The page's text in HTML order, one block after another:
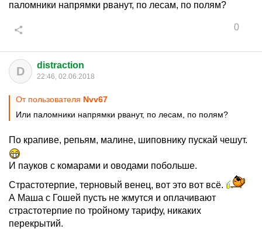
паломники напрямки рванут, по лесам, по полям?
0
D distraction
22:46, 02.06.2018
От пользователя Nvv67
Или паломники напрямки рванут, по лесам, по полям?
По крапиве, репьям, малине, шиповнику пускай чешут.
И пауков с комарами и оводами побольше.
Страстотерпие, терновый венец, вот это вот всё.
А Маша с Гошей пусть не жмутся и оплачивают
страстотерпие по тройному тарифу, никаких
перекрытий.